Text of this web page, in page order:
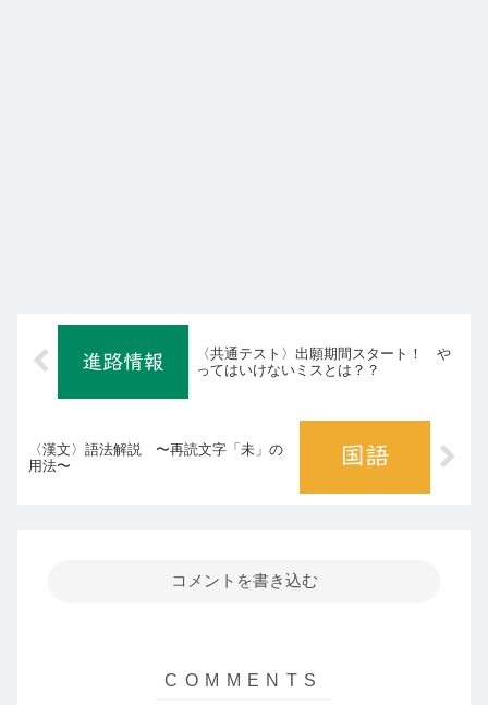
〈共通テスト〉出願期間スタート！ や
ってはいけないミスとは？？
〈漢文〉語法解説 〜再読文字「未」の
用法〜
コメントを書き込む